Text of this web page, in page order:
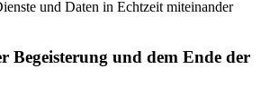
und Daten in Echtzeit miteinander
Begeisterung und dem Ende der